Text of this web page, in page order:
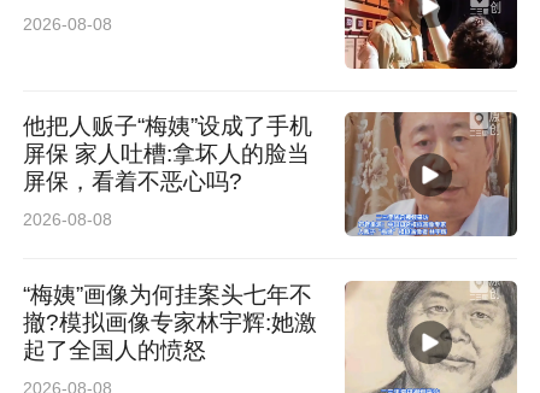
2026-08-08
他把人贩子“梅姨”设成了手机
屏保 家人吐槽:拿坏人的脸当
屏保，看着不恶心吗?
2026-08-08
“梅姨”画像为何挂案头七年不
撤?模拟画像专家林宇辉:她激
起了全国人的愤怒
2026-08-08